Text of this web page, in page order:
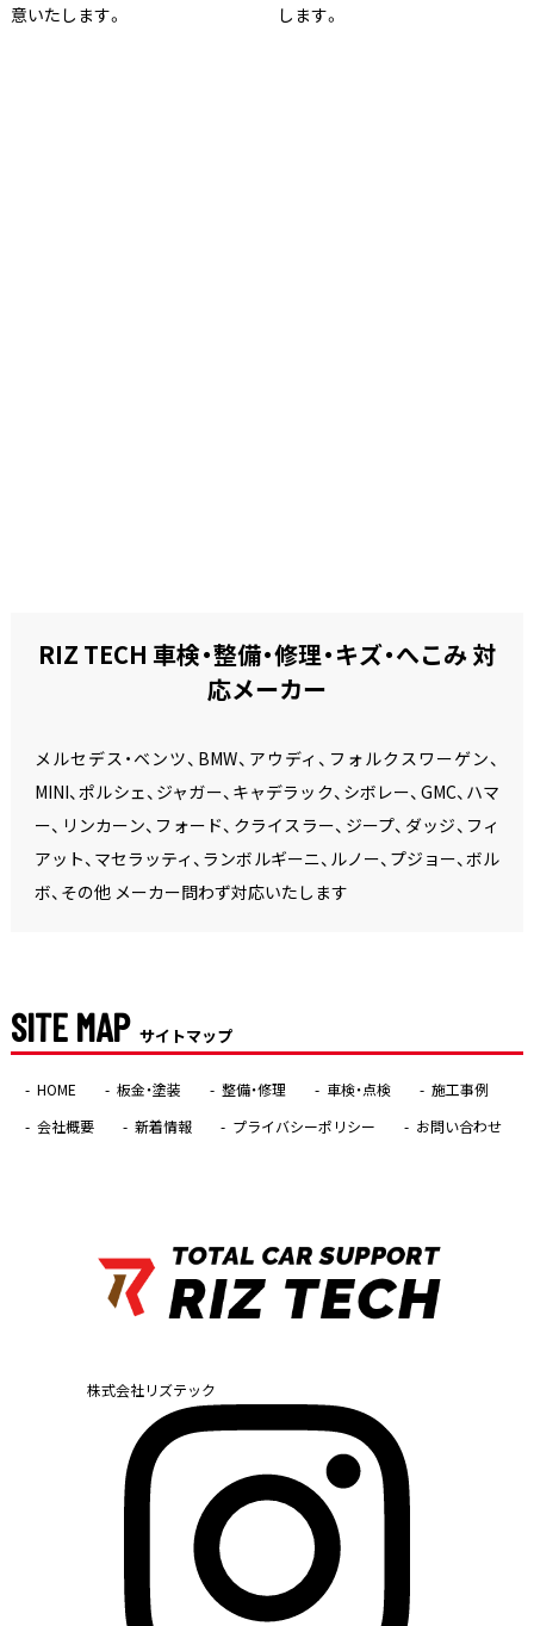
意いたします。
します。
RIZ TECH 車検・整備・修理・キズ・へこみ 対
応メーカー
メルセデス・ベンツ、BMW、アウディ、フォルクスワーゲン、
MINI、ポルシェ、ジャガー、キャデラック、シボレー、GMC、ハマ
ー、リンカーン、フォード、クライスラー、ジープ、ダッジ、フィ
アット、マセラッティ、ランボルギーニ、ルノー、プジョー、ボル
ボ、その他 メーカー問わず対応いたします
SITE MAP サイトマップ
HOME 板金・塗装 整備・修理 車検・点検
施工事例
会社概要
新着情報 プライバシーポリシー お問い合わせ
株式会社リズテック